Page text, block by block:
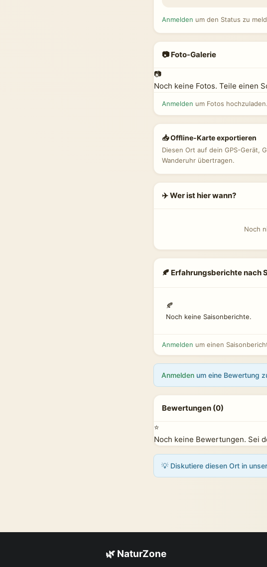
Anmelden um den Status zu
📷 Foto-Galerie
📷
Noch keine Fotos. Teile einen
Anmelden um Fotos hochzuladen.
📥 Offline-Karte exportieren
Diesen Ort auf dein GPS-Gerät,
Wanderuhr übertragen.
✈️ Wer ist hier wann?
Noch
🍂 Erfahrungsberichte nach
🍂
Noch keine Saisonberichte.
Anmelden um einen
Anmelden um eine Bewertung
Bewertungen (0)
⭐
Noch keine Bewertungen. Sei
💡 Diskutiere diesen Ort in
🌿 NaturZone